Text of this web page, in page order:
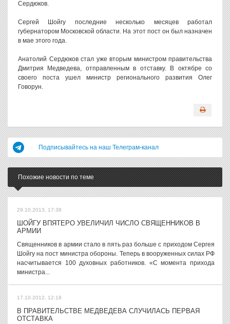
Сердюков.
Сергей Шойгу последние несколько месяцев работал
губернатором Московской области. На этот пост он был назначен
в мае этого года.
Анатолий Сердюков стал уже вторым министром правительства
Дмитрия Медведева, отправленным в отставку. В октябре со
своего поста ушел министр регионального развития Олег
Говорун.
Подписывайтесь на наш Телеграм-канал
Похожие новости по теме
29.10.2013, 17:38
ШОЙГУ ВПЯТЕРО УВЕЛИЧИЛ ЧИСЛО СВЯЩЕННИКОВ В
АРМИИ
Священников в армии стало в пять раз больше с приходом Сергея
Шойгу на пост министра обороны. Теперь в вооруженных силах РФ
насчитывается 100 духовных работников. «С момента прихода
министра...
17.10.2012, 12:18
В ПРАВИТЕЛЬСТВЕ МЕДВЕДЕВА СЛУЧИЛАСЬ ПЕРВАЯ
ОТСТАВКА